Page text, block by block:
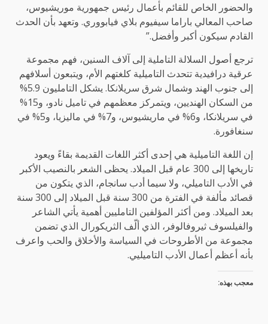
والحضور الخاص للقائم بأعمال رئيس جمهورية موريشيوس،
صاحب المعالي باراما سيفيوم بلاي فيابووري. وتعهد بأن الحدث
القادم سيكون أكبر وأفضل.”
ترجع أصول السلالة التاملية إلى آلاف السنين، فهم مجموعة
عرقية درافيدية تتحدث التاميلية كلغتهم الأم، ويتبعون أسلافهم
إلى جنوب الهند وشمال شرق سريلانكا. يشكل التامليون 5.9%
من السكان الهنديين، ويتمركز معظمهم في تاميل نادو، و15%
في سريلانكا، و6% في ماريشيوس، و7% في ماليزيا، و5% في
سنغافورة.
إن اللغة التاميلية هي إحدى أكثر اللغات القديمة بقاءً ويعود
تاريخها إلى 300 عام قبل الميلاد. يحظى الشعر بالنصيب الأكبر
في الأدب التاميلي، ولا سيما أدب سانجام، الذي يتكون من
قصائد مألفة في الفترة من 300 سنة قبل الميلاد إلى 300 سنة
بعد الميلاد. ومن أكثر المؤلفين التامليين أهمية يأتي الشاعر
والفيلسوف ثيروفالوفر، الذي ألّف الثريكورال الذي تضمن
مجموعة من الأطروحات في السياسة والأخلاق والحب واعرف
بأنه أعظم أعمال الأدب التاميليي.
معجب بهذه: